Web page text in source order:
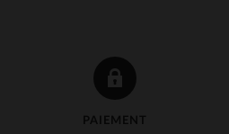
PAIEMENT